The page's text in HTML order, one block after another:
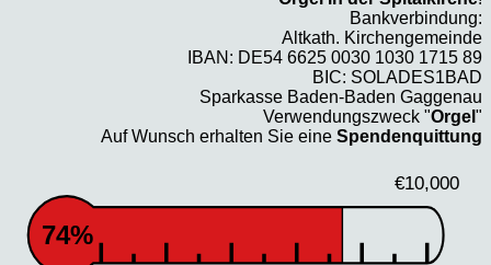
Bankverbindung:
Altkath. Kirchengemeinde
IBAN: DE54 6625 0030 1030 1715 89
BIC: SOLADES1BAD
Sparkasse Baden-Baden Gaggenau
Verwendungszweck "Orgel "
Auf Wunsch erhalten Sie eine Spendenquittung
€10,000
74%